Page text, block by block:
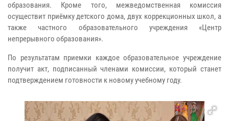
образования. Кроме того, межведомственная комиссия
осуществит приёмку детского дома, двух коррекционных школ, а
также частного образовательного учреждения «Центр
непрерывного образования».
По результатам приемки каждое образовательное учреждение
получит акт, подписанный членами комиссии, который станет
подтверждением готовности к новому учебному году.